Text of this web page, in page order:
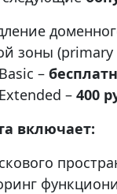
зоны (primary
–
–400
включает: